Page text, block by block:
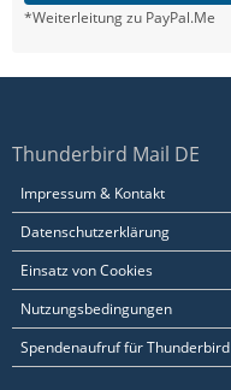
*Weiterleitung zu PayPal.Me
Thunderbird Mail DE
Impressum & Kontakt
Datenschutzerklärung
Einsatz von Cookies
Nutzungsbedingungen
Spendenaufruf für Thunderbird